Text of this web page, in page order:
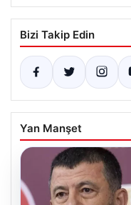
Bizi Takip Edin
Yan Manşet